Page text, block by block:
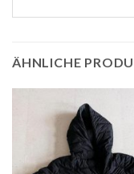
ÄHNLICHE